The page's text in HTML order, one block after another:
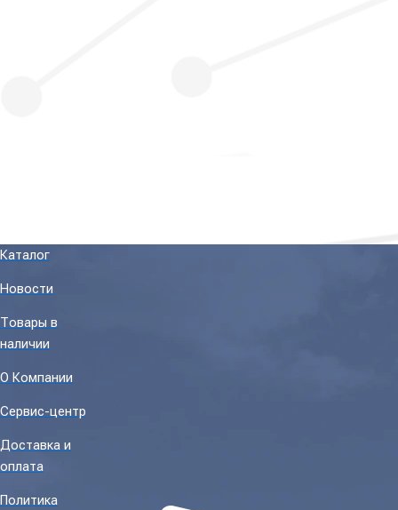
Каталог
Новости
Товары в
наличии
О Компании
Сервис-центр
Доставка и
оплата
Политика